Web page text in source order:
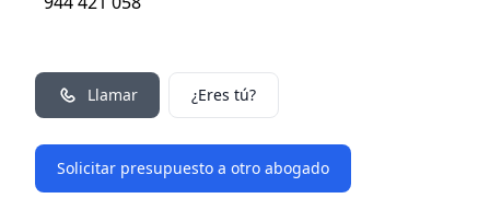
Llamar ¿Eres tú?
Solicitar presupuesto a otro abogado